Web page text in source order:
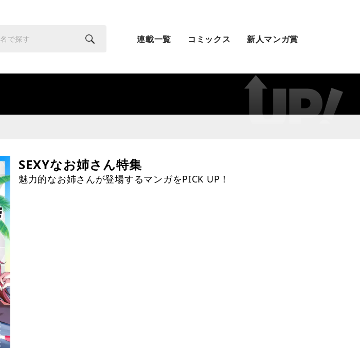
連載一覧 コミックス 新人マンガ賞
SEXYなお姉さん特集
魅力的なお姉さんが登場するマンガをPICK UP！